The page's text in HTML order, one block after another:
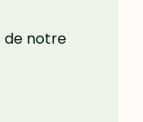
de notre